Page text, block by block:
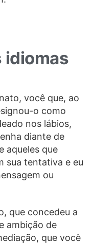
idiomas
você que, ao
o como
nos lábios,
diante de
aqueles que
sua tentativa e eu
ou
que concedeu a
ambição de
que você